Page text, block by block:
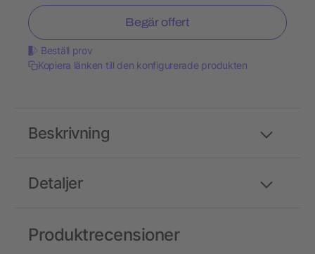
Begär offert
Beställ prov
Kopiera länken till den konfigurerade produkten
Detaljer
Beskrivning
Produktrecensioner